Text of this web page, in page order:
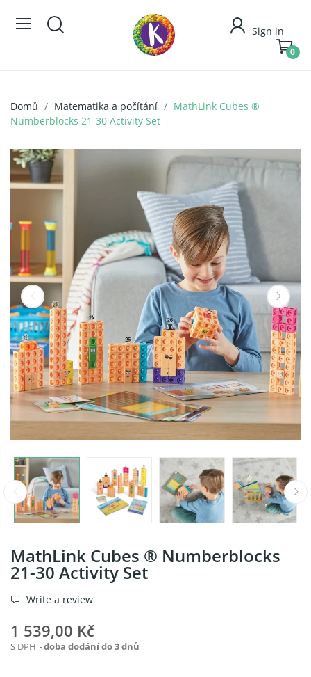
Sign in
0
Domů Matematika a počítání
MathLink Cubes ®
Numberblocks 21-30 Activity Set
MathLink Cubes ® Numberblocks
21-30 Activity Set
Write a review
1 539,00 Kč
S DPH doba dodání do 3 dnů